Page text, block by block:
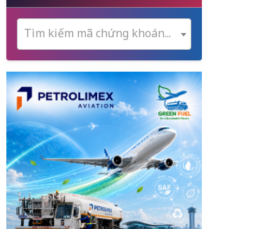
Tìm kiếm mã chứng khoán...